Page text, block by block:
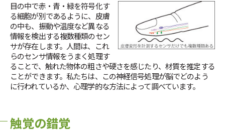
目の中で赤・青・緑を符号化す
る細胞が別であるように、皮膚
の中も、振動や温度など異なる
情報を検出する複数種類のセン
サが存在します。人間は、これ
らのセンサ情報をうまく処理す
ることで、触れた物体の粗さや硬さを感じたり、材質を推定する
ことができます。私たちは、この神経信号処理が脳でどのよう
に行われているか、心理学的な方法によって調べています。
触覚の錯覚